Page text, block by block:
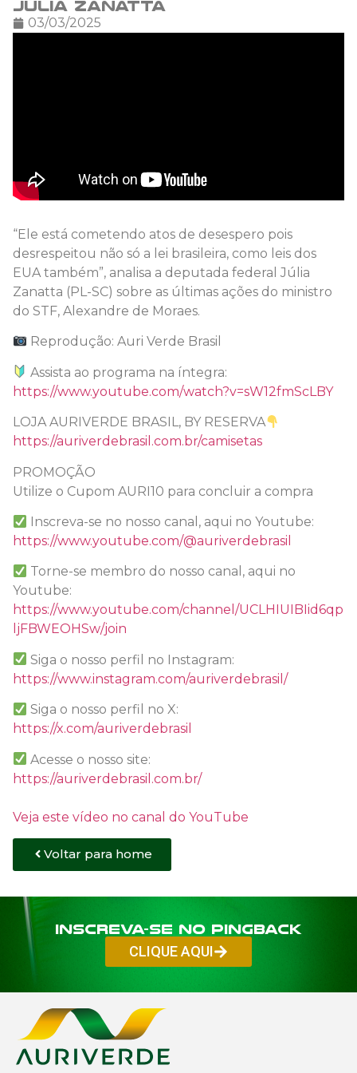
Júlia Zanatta
03/03/2025
“Ele está cometendo atos de desespero pois
desrespeitou não só a lei brasileira, como leis dos
EUA também”, analisa a deputada federal Júlia
Zanatta (PL-SC) sobre as últimas ações do ministro
do STF, Alexandre de Moraes.
Reprodução: Auri Verde Brasil
Assista ao programa na íntegra:
https://www.youtube.com/watch?v=sW12fmScLBY
LOJA AURIVERDE BRASIL, BY RESERVA
https://auriverdebrasil.com.br/camisetas
PROMOÇÃO
Utilize o Cupom AURI10 para concluir a compra
Inscreva-se no nosso canal, aqui no Youtube:
https://www.youtube.com/@auriverdebrasil
Torne-se membro do nosso canal, aqui no
Youtube:
https://www.youtube.com/channel/UCLHIUIBIid6qp
ljFBWEOHSw/join
Siga o nosso perfil no Instagram:
https://www.instagram.com/auriverdebrasil/
Siga o nosso perfil no X:
https://x.com/auriverdebrasil
Acesse o nosso site:
https://auriverdebrasil.com.br/
Veja este vídeo no canal do YouTube
Voltar para home
Inscreva-se no PINGBACK
CLIQUE AQUI